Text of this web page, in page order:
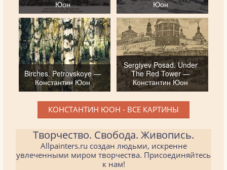
Юон
Юон
Birches. Petrovskoye —
Константин Юон
Sergiyev Posad. Under
The Red Tower —
Константин Юон
КОНСТАНТИН ЮОН - ВСЕ КАРТИНЫ
Творчество. Свобода. Живопись.
Allpainters.ru создан людьми, искренне
увлеченными миром творчества. Присоединяйтесь
к нам!